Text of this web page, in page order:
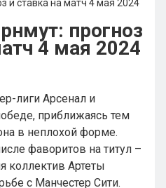
и ставка на матч 4 мая 2024
прогноз
4 мая 2024
лиги Арсенал и
приближаясь тем
в неплохой форме.
фаворитов на титул –
коллектив Артеты
с Манчестер Сити.